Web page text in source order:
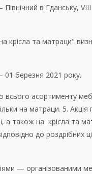
в Гданську,
крісла та матраци"
01 березня 2021 року.
всього асортименту
на матраци. 5. Акція
а також на крісла та
до роздрібних
— організованими